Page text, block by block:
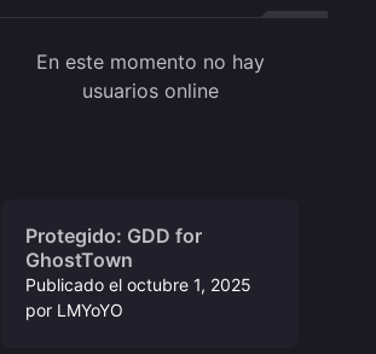
En este momento no hay
usuarios online
Protegido: GDD for
GhostTown
Publicado eloctubre 1, 2025
por LMYoYO